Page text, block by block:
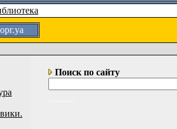
Поиск по сайту